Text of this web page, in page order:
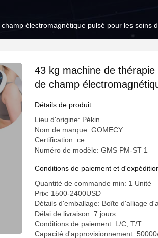
électromagnétique pulsé pour les soins
43 kg machine de
de champ
Détails de produit
Lieu d'origine: Pékin
Nom de marque: GOMECY
Certification: ce
Numéro de modèle: GMS PM-ST 1
Conditions de paiement et
Quantité de commande min: 1 Unité
Prix: 1500-2400USD
Détails d'emballage: Boîte d'alliage
Délai de livraison: 7 jours
Conditions de paiement: L/C, T/T
Capacité d'approvisionnement: